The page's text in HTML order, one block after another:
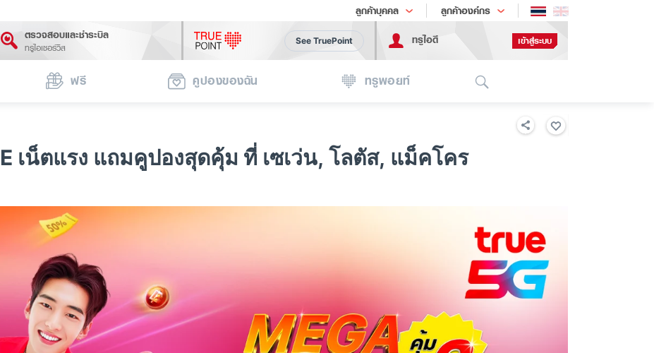
ลูกค้าบุคคล ลูกค้าองค์กร
เทรนด์เทคโนโลยี
ตรวจสอบและชำระบิล
ทรูไอเซอร์วิส
See TruePoint ทรูไอดี เข้าสู่ระบบ
ฟรี คูปองของฉัน ทรูพอยท์
เน็ตแรง แถมคูปองสุดคุ้ม ที่ เซเว่น, โลตัส, แม็คโคร